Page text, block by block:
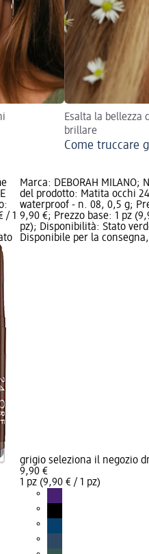
Esalta la bellezza
brillare
Come truccare
/ 1
Marca: DEBORAH MILANO;
del prodotto: Matita occhi
waterproof - n. 08, 0,5 g;
9,90 €; Prezzo base: 1 pz
pz); Disponibilità: Stato
Disponibile per la
grigio seleziona il negozio
9,90 €
1 pz (9,90 € / 1 pz)